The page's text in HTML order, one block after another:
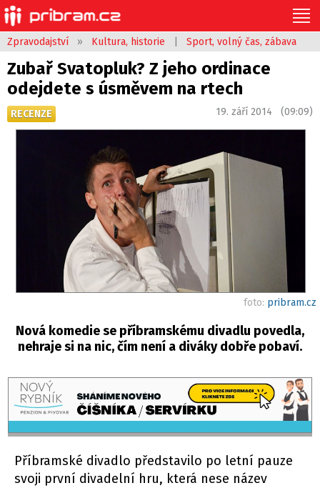
Zpravodajství » Kultura, historie Sport, volný čas, zábava
Zubař Svatopluk? Z jeho ordinace
odejdete s úsměvem na rtech
RECENZE 19. září 2014 (09:09)
foto: pribram.cz
Nová komedie se příbramskému divadlu povedla,
nehraje si na nic, čím není a diváky dobře pobaví.
Příbramské divadlo představilo po letní pauze
svoji první divadelní hru, která nese název